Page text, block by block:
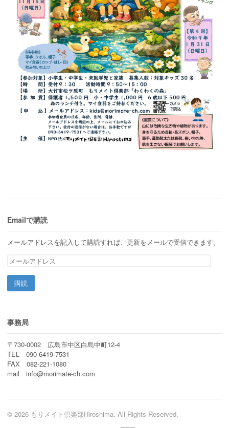
Emailで購読
メールアドレスを記入して購読すれば、更新をメールで受信できます。
メ
ル
ア
ス
事務局
〒730-0002 広島市中区白島中町12-4
TEL 090-6419-7531
FAX 082-221-1080
mail info@morimate-ch.com
© 2026 もりメイト倶楽部Hiroshima. All Rights Reserved.